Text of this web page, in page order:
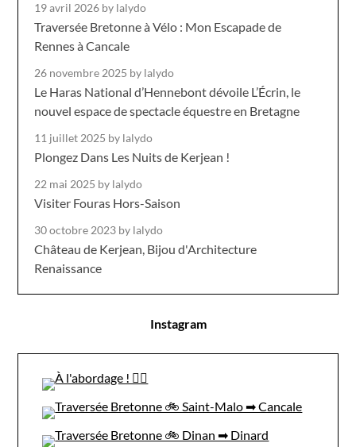
19 avril 2026 by lalydo
Traversée Bretonne à Vélo : Mon Escapade de
Rennes à Cancale
26 novembre 2025 by lalydo
Le Haras National d’Hennebont dévoile L’Écrin, le
nouvel espace de spectacle équestre en Bretagne
11 juillet 2025 by lalydo
Plongez Dans Les Nuits de Kerjean !
22 mai 2025 by lalydo
Visiter Fouras Hors-Saison
30 octobre 2023 by lalydo
Château de Kerjean, Bijou d'Architecture
Renaissance
Instagram